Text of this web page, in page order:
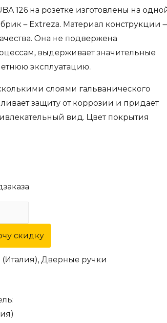
126 на розетке изготовлены на
– Extreza. Материал конструкции
Она не подвержена
выдерживает значительные
эксплуатацию.
слоями гальванического
защиту от коррозии и придает
вид. Цвет покрытия
скидку
(Италия), Дверные ручки